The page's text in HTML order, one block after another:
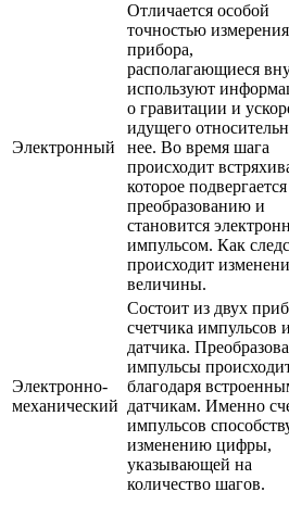
Электронный
Отличается особой
точностью
прибора,
располагающиеся
используют
о гравитации и
идущего
нее. Во время шага
происходит
которое подвергается
преобразованию и
становится
импульсом. Как
происходит
величины.
Электронно-
механический
Состоит из двух
счетчика импульсов и
датчика.
импульсы
благодаря
датчикам. Именно
импульсов
изменению цифры,
указывающей на
количество шагов.